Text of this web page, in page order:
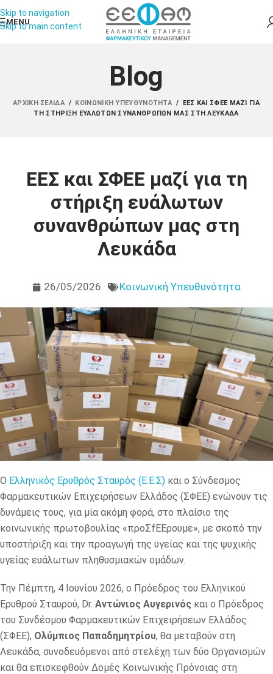
Skip to navigation
Skip to main content
MENU
Blog
ΑΡΧΙΚΉ ΣΕΛΊΔΑ / ΚΟΙΝΩΝΙΚΉ ΥΠΕΥΘΥΝΌΤΗΤΑ /
ΕΕΣ ΚΑΙ ΣΦΕΕ ΜΑΖΊ ΓΙΑ
ΤΗ ΣΤΉΡΙΞΗ ΕΥΆΛΩΤΩΝ ΣΥΝΑΝΘΡΏΠΩΝ ΜΑΣ ΣΤΗ ΛΕΥΚΆΔΑ
ΕΕΣ και ΣΦΕΕ μαζί για τη
στήριξη ευάλωτων
συνανθρώπων μας στη
Λευκάδα
26/05/2026 Κοινωνική Υπευθυνότητα
Ο Ελληνικός Ερυθρός Σταυρός (Ε.Ε.Σ) και ο Σύνδεσμος
Φαρμακευτικών Επιχειρήσεων Ελλάδος (ΣΦΕΕ) ενώνουν τις
δυνάμεις τους, για μία ακόμη φορά, στο πλαίσιο της
κοινωνικής πρωτοβουλίας «προΣfΕΕρουμε», με σκοπό την
υποστήριξη και την προαγωγή της υγείας και της ψυχικής
υγείας ευάλωτων πληθυσμιακών ομάδων.
Την Πέμπτη, 4 Ιουνίου 2026, ο Πρόεδρος του Ελληνικού
Ερυθρού Σταυρού, Dr. Αντώνιος Αυγερινός και ο Πρόεδρος
του Συνδέσμου Φαρμακευτικών Επιχειρήσεων Ελλάδος
(ΣΦΕΕ), Ολύμπιος Παπαδημητρίου, θα μεταβούν στη
Λευκάδα, συνοδευόμενοι από στελέχη των δύο Οργανισμών
και θα επισκεφθούν Δομές Κοινωνικής Πρόνοιας στη